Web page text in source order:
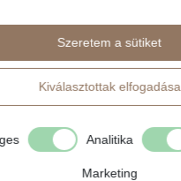
Szeretem a sütiket
Kiválasztottak elfogadása
Analitika
Marketing